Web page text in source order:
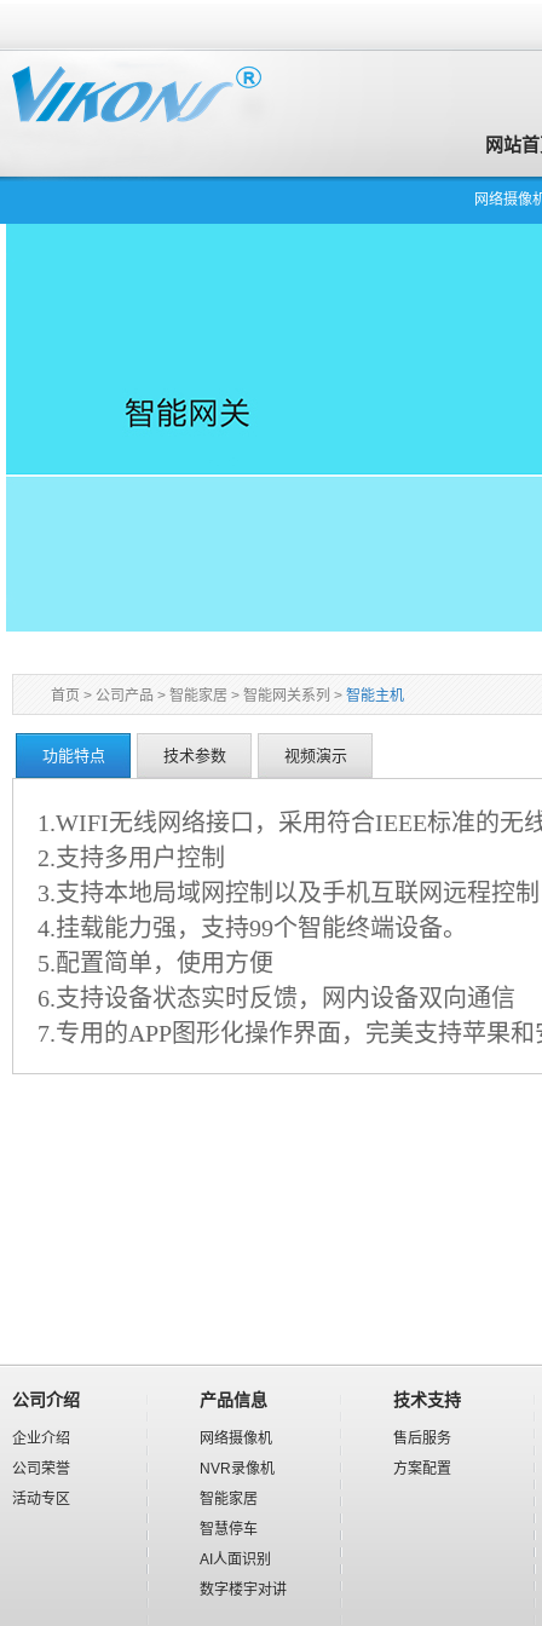
网站
网络摄像
首页 > 公司产品 > 智能家居 > 智能网关系列 > 智能主机
功能特点 技术参数 视频演示
1.WIFI无线网络接口，采用符合IEEE标准的无
2.支持多用户控制
3.支持本地局域网控制以及手机互联网远程控制
4.挂载能力强，支持99个智能终端设备。
5.配置简单，使用方便
6.支持设备状态实时反馈，网内设备双向通信
7.专用的APP图形化操作界面，完美支持苹果
公司介绍
企业介绍
公司荣誉
活动专区
产品信息
网络摄像机
NVR录像机
智能家居
智慧停车
AI人面识别
数字楼宇对讲
技术支持
售后服务
方案配置